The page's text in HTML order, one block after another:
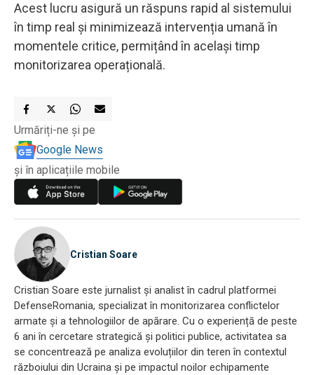
Acest lucru asigură un răspuns rapid al sistemului
în timp real și minimizează intervenția umană în
momentele critice, permițând în același timp
monitorizarea operațională.
Urmăriți-ne și pe
Google News
și în aplicațiile mobile
Cristian Soare
Cristian Soare este jurnalist și analist în cadrul platformei
DefenseRomania, specializat în monitorizarea conflictelor
armate și a tehnologiilor de apărare. Cu o experiență de peste
6 ani în cercetare strategică și politici publice, activitatea sa
se concentrează pe analiza evoluțiilor din teren în contextul
războiului din Ucraina și pe impactul noilor echipamente